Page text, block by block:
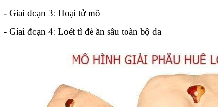
- Giai đoạn 3: Hoại tử mô
- Giai đoạn 4: Loét tì đè ăn sâu toàn bộ da